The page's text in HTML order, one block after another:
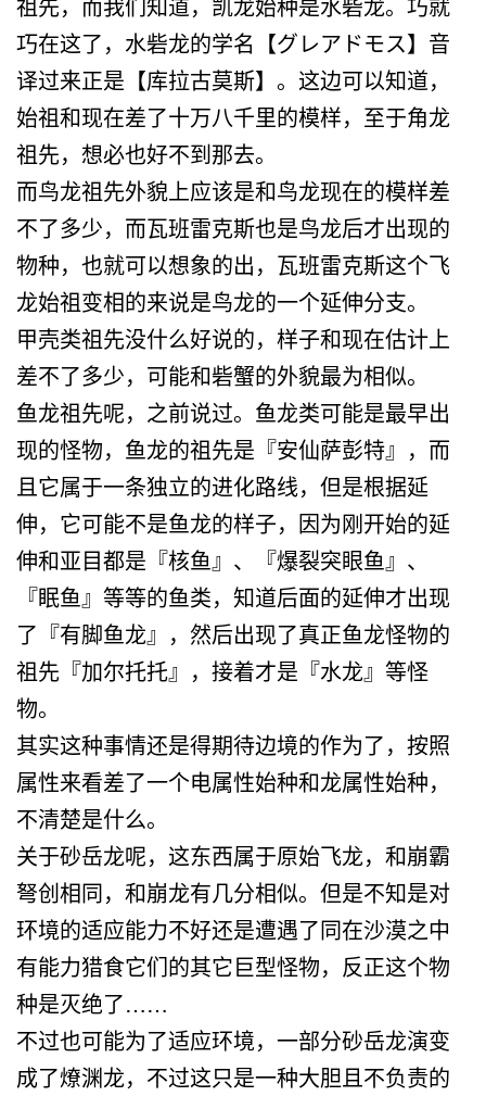
巧在这了，水砦龙的学名【グレアドモス】音
译过来正是【库拉古莫斯】。这边可以知道，
始祖和现在差了十万八千里的模样，至于角龙
祖先，想必也好不到那去。
而鸟龙祖先外貌上应该是和鸟龙现在的模样差
不了多少，而瓦班雷克斯也是鸟龙后才出现的
物种，也就可以想象的出，瓦班雷克斯这个飞
龙始祖变相的来说是鸟龙的一个延伸分支。
甲壳类祖先没什么好说的，样子和现在估计上
差不了多少，可能和砦蟹的外貌最为相似。
鱼龙祖先呢，之前说过。鱼龙类可能是最早出
现的怪物，鱼龙的祖先是『安仙萨彭特』，而
且它属于一条独立的进化路线，但是根据延
伸，它可能不是鱼龙的样子，因为刚开始的延
伸和亚目都是『核鱼』、『爆裂突眼鱼』、
『眠鱼』等等的鱼类，知道后面的延伸才出现
了『有脚鱼龙』，然后出现了真正鱼龙怪物的
祖先『加尔托托』，接着才是『水龙』等怪
物。
其实这种事情还是得期待边境的作为了，按照
属性来看差了一个电属性始种和龙属性始种，
不清楚是什么。
关于砂岳龙呢，这东西属于原始飞龙，和崩霸
弩创相同，和崩龙有几分相似。但是不知是对
环境的适应能力不好还是遭遇了同在沙漠之中
有能力猎食它们的其它巨型怪物，反正这个物
种是灭绝了……
不过也可能为了适应环境，一部分砂岳龙演变
成了燎渊龙，不过这只是一种大胆且不负责的